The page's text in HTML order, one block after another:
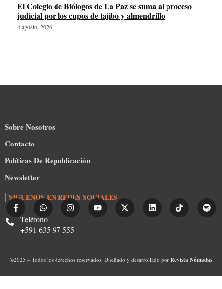
El Colegio de Biólogos de La Paz se suma al proceso
judicial por los cupos de tajibo y almendrillo
4 agosto, 2026
Sobre Nosotros
Contacto
Políticas De Republicación
Newsletter
SIGUENOS EN REDES SOCIALES
Teléfono
+591 635 97 555
©2025 – Todos los derechos reservados. Diseñado y desarrollado por Revista Nómadas